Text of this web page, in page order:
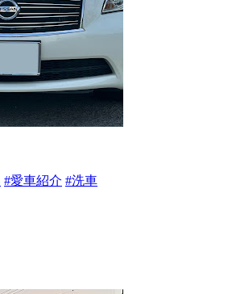
#愛車紹介 #洗車